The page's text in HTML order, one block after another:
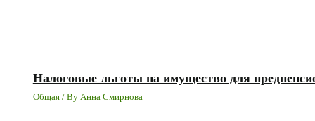
Налоговые льготы на имущество для
Общая/ By Анна Смирнова